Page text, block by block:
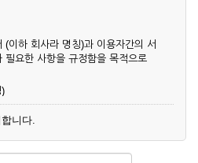
(이하 회사라 명칭)과 이용자간의 서
필요한 사항을 규정함을 목적으로
유가 발생할 경우 온라인 공사를
하지 않을 경우 서비스 이용을 중
니다.